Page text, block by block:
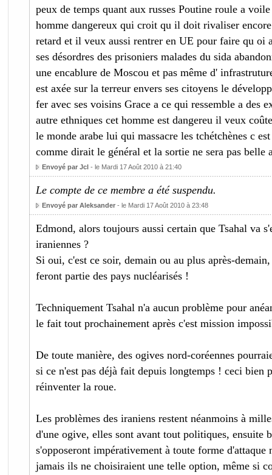
peux de temps quant aux russes Poutine roule a
homme dangereux qui croit qu il doit rivaliser
retard et il veux aussi rentrer en UE pour faire qu oi
ses désordres des prisoniers malades du sida
une encablure de Moscou et pas même d'
est axée sur la terreur envers ses citoyens le
fer avec ses voisins Grace a ce qui ressemble a des
autre ethniques cet homme est dangereu il veux
le monde arabe lui qui massacre les tchétchènes c
comme dirait le général et la sortie ne sera pas belle
Envoyé par Jcl- le Mardi 17 Août 2010 à 21:40
Le compte de ce membre a été suspendu.
Envoyé par Aleksander- le Mardi 17 Août 2010 à 23:48
Edmond, alors toujours aussi certain que Tsahal va
iraniennes ?
Si oui, c'est ce soir, demain ou au plus après-
feront partie des pays nucléarisés !
Techniquement Tsahal n'a aucun problème pour
le fait tout prochainement après c'est mission
De toute manière, des ogives nord-coréennes
si ce n'est pas déjà fait depuis longtemps ! ceci bien
réinventer la roue.
Les problèmes des iraniens restent néanmoins à
d'une ogive, elles sont avant tout politiques, ensuite
s'opposeront impérativement à toute forme d'attaque
jamais ils ne choisiraient une telle option, même si